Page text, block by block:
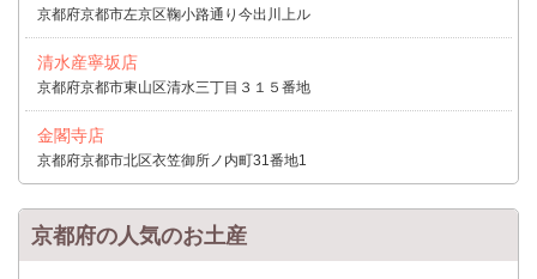
京都府京都市左京区鞠小路通り今出川上ル
清水産寧坂店
京都府京都市東山区清水三丁目３１５番地
金閣寺店
京都府京都市北区衣笠御所ノ内町31番地1
京都府の人気のお土産